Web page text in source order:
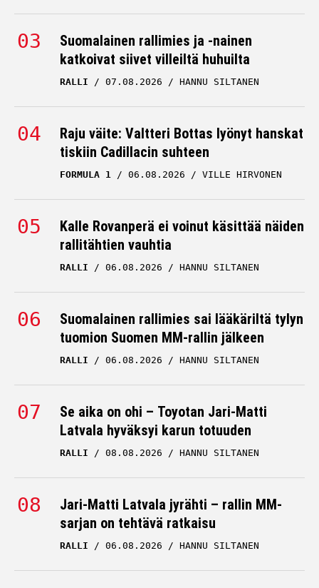
Suomalainen rallimies ja -nainen
katkoivat siivet villeiltä huhuilta
RALLI 07.08.2026 HANNU SILTANEN
Raju väite: Valtteri Bottas lyönyt hanskat
tiskiin Cadillacin suhteen
FORMULA 1 06.08.2026 VILLE HIRVONEN
Kalle Rovanperä ei voinut käsittää näiden
rallitähtien vauhtia
RALLI 06.08.2026 HANNU SILTANEN
Suomalainen rallimies sai lääkäriltä tylyn
tuomion Suomen MM-rallin jälkeen
RALLI 06.08.2026 HANNU SILTANEN
Se aika on ohi – Toyotan Jari-Matti
Latvala hyväksyi karun totuuden
RALLI 08.08.2026 HANNU SILTANEN
Jari-Matti Latvala jyrähti – rallin MM-
sarjan on tehtävä ratkaisu
RALLI 06.08.2026 HANNU SILTANEN